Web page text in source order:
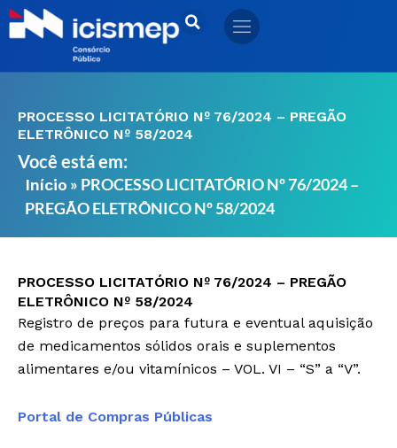
Ir
para
PROCESSO LICITATÓRIO Nº 76/2024 – PREGÃO
ELETRÔNICO Nº 58/2024
Você está em:
Início » PROCESSO LICITATÓRIO Nº 76/2024 –
PREGÃO ELETRÔNICO Nº 58/2024
PROCESSO LICITATÓRIO Nº 76/2024 – PREGÃO
ELETRÔNICO Nº 58/2024
Registro de preços para futura e eventual aquisição
de medicamentos sólidos orais e suplementos
alimentares e/ou vitamínicos – VOL. VI – “S” a “V”.
Portal de Compras Públicas